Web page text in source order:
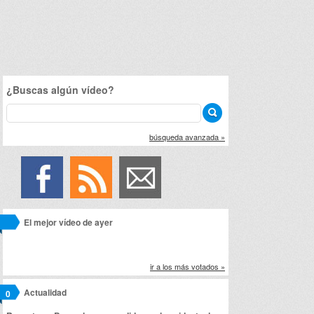
¿Buscas algún vídeo?
búsqueda avanzada »
El mejor vídeo de ayer
ir a los más votados »
Actualidad
0